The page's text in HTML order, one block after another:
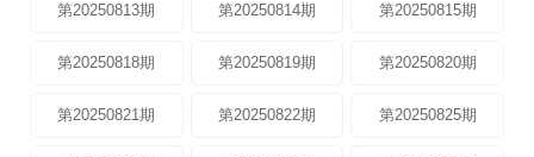
第20250813期 第20250814期 第20250815期
第20250818期 第20250819期 第20250820期
第20250821期 第20250822期 第20250825期